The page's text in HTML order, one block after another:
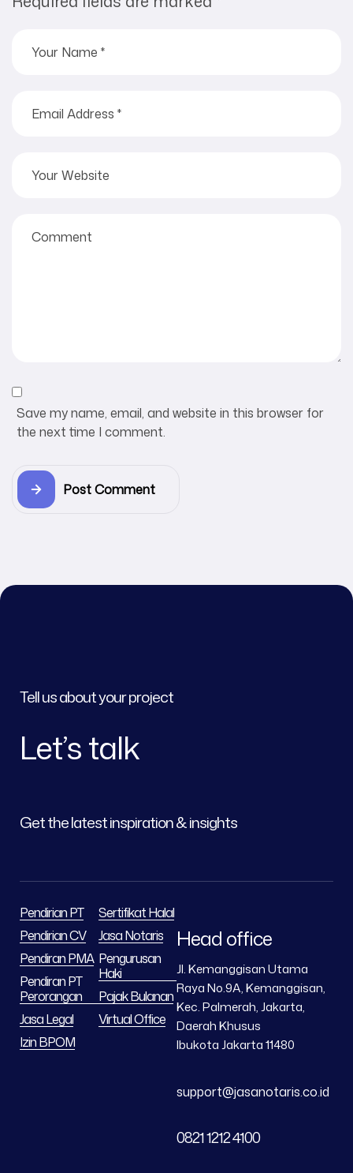
Save my name, email, and website in this browser for
the next time I comment.
Post Comment
Tell us about your project
Let’s talk
Get the latest inspiration & insights
Pendirian PT
Pendirian CV
Pendiran PMA
Pendiran PT
Perorangan
Jasa Legal
Izin BPOM
Sertifikat Halal
Jasa Notaris
Pengurusan
Haki
Pajak Bulanan
Virtual Office
Head office
Jl. Kemanggisan Utama
Raya No.9A, Kemanggisan,
Kec. Palmerah, Jakarta,
Daerah Khusus
Ibukota Jakarta 11480
support@jasanotaris.co.id
0821 1212 4100